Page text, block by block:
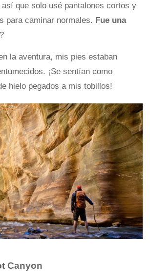
que solo usé pantalones cortos y
para caminar normales. Fue una
la aventura, mis pies estaban
¡Se sentían como
hielo pegados a mis tobillos!
Canyon